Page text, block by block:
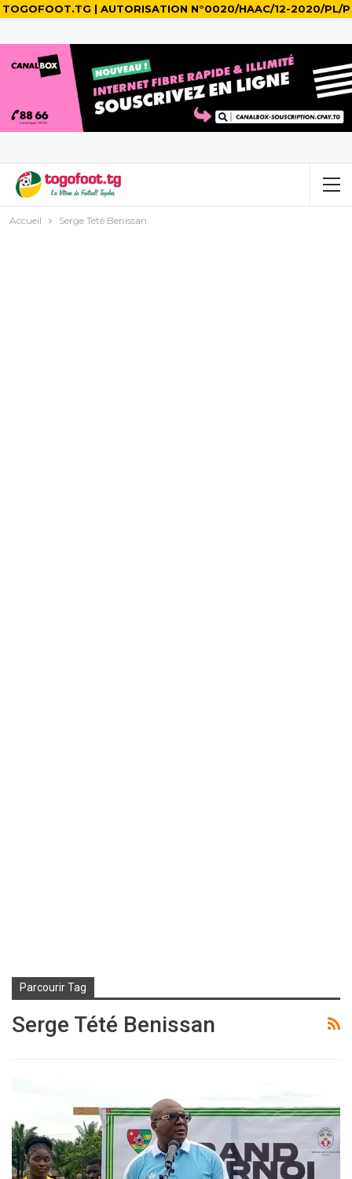
TOGOFOOT.TG | AUTORISATION N°0020/HAAC/12-2020/PL/P
Accueil Serge Tété Benissan
Parcourir Tag
Serge Tété Benissan